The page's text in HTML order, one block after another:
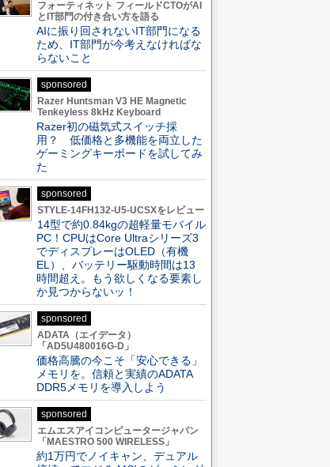
フォーティネット フィールドCTOがAI
とIT部門の付き合い方を語る
AIに振り回されないIT部門になる
ため、IT部門が今考えなければな
らないこと
sponsored
Razer Huntsman V3 HE Magnetic
Tenkeyless 8kHz Keyboard
Razer初の磁気式スイッチ採
用？ 低価格と多機能を両立した
ゲーミングキーボードを試してみ
た
sponsored
STYLE-14FH132-U5-UCSXをレビュー
14型で約0.84kgの超軽量モバイル
PC！CPUはCore Ultraシリーズ3
でディスプレーはOLED（有機
EL）、バッテリー駆動時間は13
時間超え。もう欲しくなる要素し
か見つからないッ！
sponsored
ADATA（エイデータ）
「AD5U480016G-D」
価格高騰の今こそ「安心できる」
メモリを。信頼と実績のADATA
DDR5メモリを導入しよう
sponsored
エムエスアイコンピュータージャパン
「MAESTRO 500 WIRELESS」
約1万円でノイキャン、デュアル